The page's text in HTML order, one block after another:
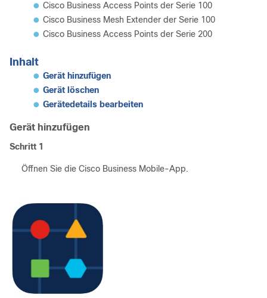
Cisco Business Access Points der Serie 100
Cisco Business Mesh Extender der Serie 100
Cisco Business Access Points der Serie 200
Inhalt
Gerät hinzufügen
Gerät löschen
Gerätedetails bearbeiten
Gerät hinzufügen
Schritt 1
Öffnen Sie die Cisco Business Mobile-App.